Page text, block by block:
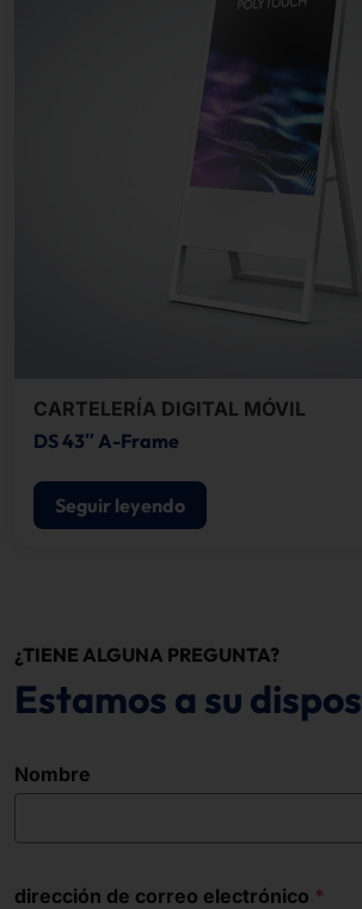
CARTELERÍA DIGITAL MÓVIL
DS 43″ A-Frame
Seguir leyendo
¿TIENE ALGUNA PREGUNTA?
Estamos a su
Nombre
dirección de correo electrónico